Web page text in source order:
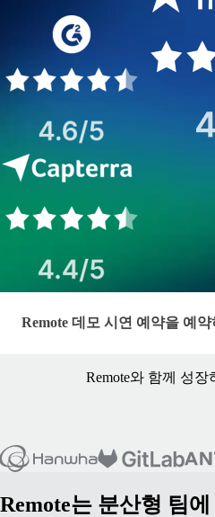
LP - EOR — Hero Form
Remote 데모 시연 예약을 예
Remote와 함께 성
Remote는 분산형 팀